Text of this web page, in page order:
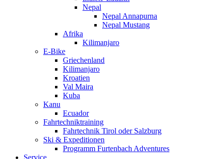
Nepal
Nepal Annapurna
Nepal Mustang
Afrika
Kilimanjaro
E-Bike
Griechenland
Kilimanjaro
Kroatien
Val Maira
Kuba
Kanu
Ecuador
Fahrtechniktraining
Fahrtechnik Tirol oder Salzburg
Ski & Expeditionen
Programm Furtenbach Adventures
Service